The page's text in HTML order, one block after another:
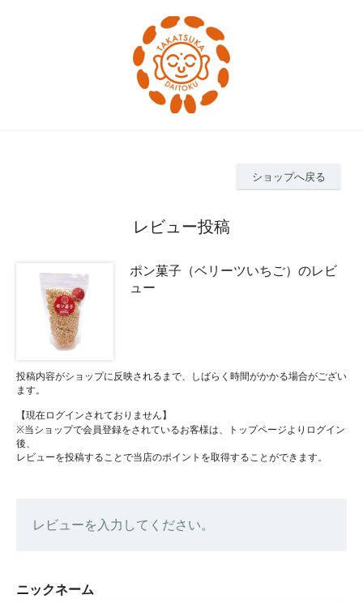
ショップへ戻る
レビュー投稿
ポン菓子（ベリーツいちご）のレビ
ュー
投稿内容がショップに反映されるまで、しばらく時間がかかる場合がござい
ます。
【現在ログインされておりません】
※当ショップで会員登録をされているお客様は、トップページよりログイン
後、
レビューを投稿することで当店のポイントを取得することができます。
レビューを入力してください。
ニックネーム